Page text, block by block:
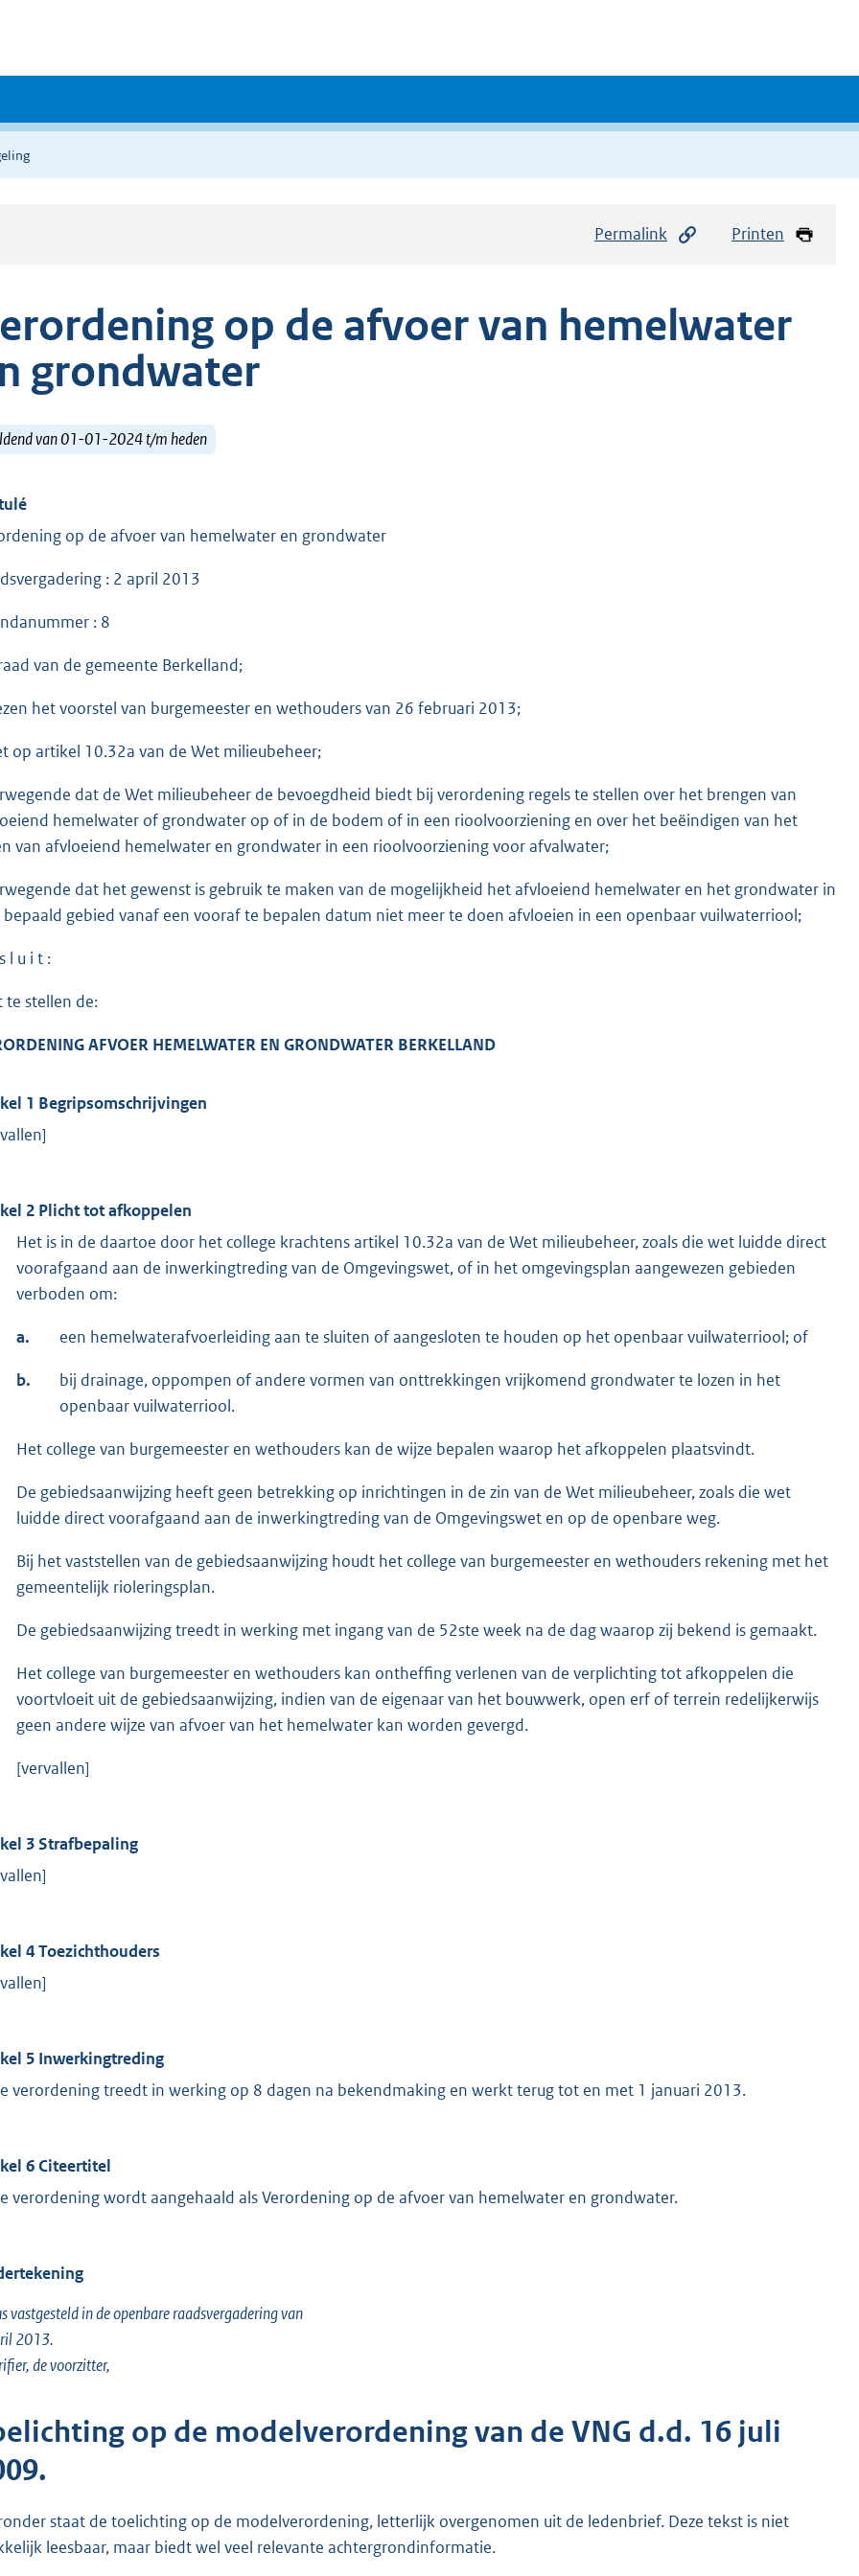
Permalink Printen
op de afvoer van hemelwater
grondwater
van 01-01-2024 t/m heden
op de afvoer van hemelwater en grondwater
: 2 april 2013
: 8
van de gemeente Berkelland;
het voorstel van burgemeester en wethouders van 26 februari 2013;
op artikel 10.32a van de Wet milieubeheer;
dat de Wet milieubeheer de bevoegdheid biedt bij verordening regels te stellen over het brengen van
hemelwater of grondwater op of in de bodem of in een rioolvoorziening en over het beëindigen van het
van afvloeiend hemelwater en grondwater in een rioolvoorziening voor afvalwater;
dat het gewenst is gebruik te maken van de mogelijkheid het afvloeiend hemelwater en het grondwater in
bepaald gebied vanaf een vooraf te bepalen datum niet meer te doen afvloeien in een openbaar vuilwaterriool;
l u i t :
te stellen de:
AFVOER HEMELWATER EN GRONDWATER BERKELLAND
1 Begripsomschrijvingen
2 Plicht tot afkoppelen
Het is in de daartoe door het college krachtens artikel 10.32a van de Wet milieubeheer, zoals die wet luidde direct
voorafgaand aan de inwerkingtreding van de Omgevingswet, of in het omgevingsplan aangewezen gebieden
verboden om:
a. een hemelwaterafvoerleiding aan te sluiten of aangesloten te houden op het openbaar vuilwaterriool; of
b.
bij drainage, oppompen of andere vormen van onttrekkingen vrijkomend grondwater te lozen in het
openbaar vuilwaterriool.
Het college van burgemeester en wethouders kan de wijze bepalen waarop het afkoppelen plaatsvindt.
De gebiedsaanwijzing heeft geen betrekking op inrichtingen in de zin van de Wet milieubeheer, zoals die wet
luidde direct voorafgaand aan de inwerkingtreding van de Omgevingswet en op de openbare weg.
Bij het vaststellen van de gebiedsaanwijzing houdt het college van burgemeester en wethouders rekening met het
gemeentelijk rioleringsplan.
De gebiedsaanwijzing treedt in werking met ingang van de 52ste week na de dag waarop zij bekend is gemaakt.
Het college van burgemeester en wethouders kan ontheffing verlenen van de verplichting tot afkoppelen die
voortvloeit uit de gebiedsaanwijzing, indien van de eigenaar van het bouwwerk, open erf of terrein redelijkerwijs
geen andere wijze van afvoer van het hemelwater kan worden gevergd.
[vervallen]
3 Strafbepaling
4 Toezichthouders
5 Inwerkingtreding
verordening treedt in werking op 8 dagen na bekendmaking en werkt terug tot en met 1 januari 2013.
6 Citeertitel
verordening wordt aangehaald als Verordening op de afvoer van hemelwater en grondwater.
vastgesteld in de openbare raadsvergadering van
2013.
de voorzitter,
op de modelverordening van de VNG d.d. 16 juli
staat de toelichting op de modelverordening, letterlijk overgenomen uit de ledenbrief. Deze tekst is niet
leesbaar, maar biedt wel veel relevante achtergrondinformatie.